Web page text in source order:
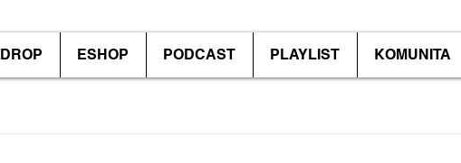
ESHOP PODCAST PLAYLIST KOMUNITA